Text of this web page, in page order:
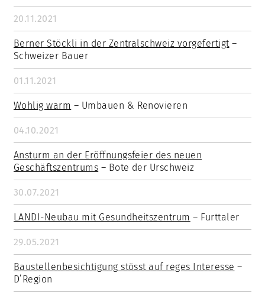
20.11.2021
Berner Stöckli in der Zentralschweiz vorgefertigt–
Schweizer Bauer
01.11.2021
Wohlig warm – Umbauen & Renovieren
04.10.2021
Ansturm an der Eröffnungsfeier des neuen
Geschäftszentrums – Bote der Urschweiz
30.07.2021
LANDI-Neubau mit Gesundheitszentrum – Furttaler
29.05.2021
Baustellenbesichtigung stösst auf reges Interesse –
D’Region